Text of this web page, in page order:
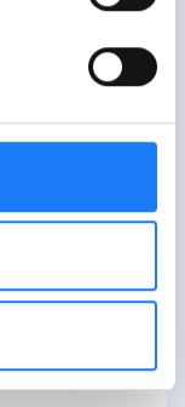
(16-